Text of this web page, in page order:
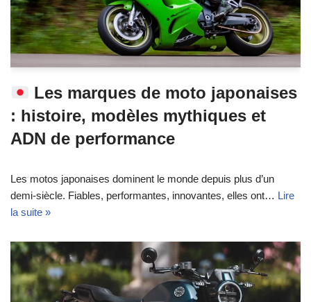
Les marques de moto japonaises
: histoire, modèles mythiques et
ADN de performance
Les motos japonaises dominent le monde depuis plus d’un
demi-siècle. Fiables, performantes, innovantes, elles ont… Lire
la suite »